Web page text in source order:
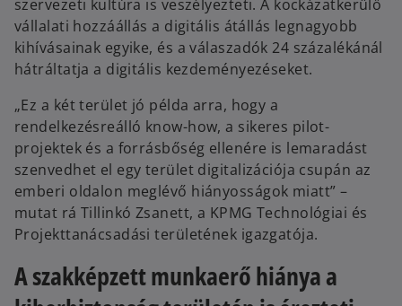
szervezeti kultúra is veszélyezteti. A kockázatkerülő
vállalati hozzáállás a digitális átállás legnagyobb
kihívásainak egyike, és a válaszadók 24 százalékánál
hátráltatja a digitális kezdeményezéseket.
„Ez a két terület jó példa arra, hogy a
rendelkezésreálló know-how, a sikeres pilot-
projektek és a forrásbőség ellenére is lemaradást
szenvedhet el egy terület digitalizációja csupán az
emberi oldalon meglévő hiányosságok miatt” –
mutat rá Tillinkó Zsanett, a KPMG Technológiai és
Projekttanácsadási területének igazgatója.
A szakképzett munkaerő hiánya a